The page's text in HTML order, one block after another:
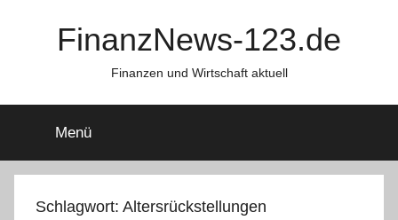
FinanzNews-123.de
Finanzen und Wirtschaft aktuell
Menü
Schlagwort: Altersrückstellungen